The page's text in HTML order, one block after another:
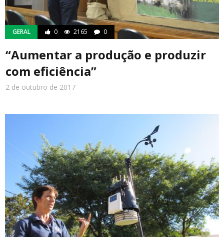
GERAL 0 2165 0
“Aumentar a produção e produzir
com eficiência”
2 de outubro de 2017